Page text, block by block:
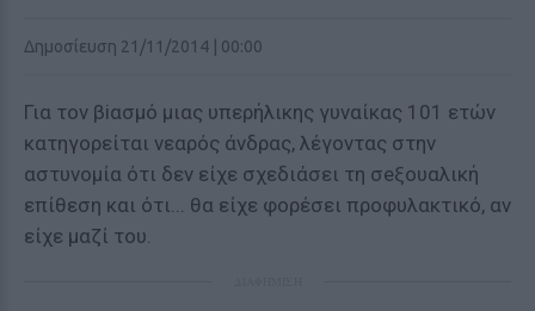
Δημοσίευση 21/11/2014 | 00:00
Για τον βiασμό μιας υπερήλικης γυναίκας 101 ετών
κατηγορείται νεαρός άνδρας, λέγοντας στην
αστυνομία ότι δεν είχε σχεδιάσει τη σeξουαλική
επίθεση και ότι... θα είχε φορέσει πρoφυλακτικό, αν
είχε μαζί του.